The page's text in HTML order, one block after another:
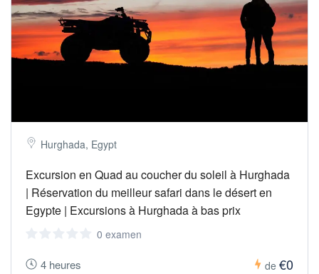
Hurghada, Egypt
Excursion en Quad au coucher du soleil à Hurghada
| Réservation du meilleur safari dans le désert en
Egypte | Excursions à Hurghada à bas prix
0 examen
4 heures de €0